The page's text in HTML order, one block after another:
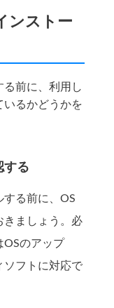
ンストー
前に、利用し
いるかどうかを
する
する前に、OS
きましょう。必
OSのアップ
ソフトに対応で